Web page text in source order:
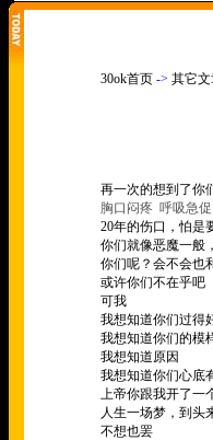
30ok首页 -> 其它
再一次的想到了你
胸口闷疼 呼吸急促
20年的伤口，怕是
你们就像恶魔一般
你们呢？会不会也
或许你们不在乎吧
可我
我想知道你们过得
我想知道你们的模
我想知道原因
我想知道你们心底
上帝你跟我开了一
人生一场梦，到头
不想也罢